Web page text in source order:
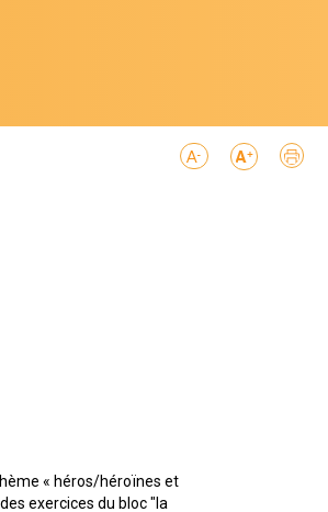
« héros/héroïnes et
exercices du bloc "la